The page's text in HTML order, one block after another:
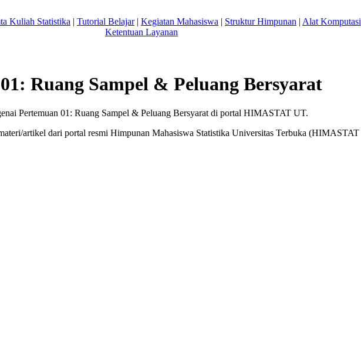
Kuliah Statistika | Tutorial Belajar| Kegiatan Mahasiswa | Struktur Himpunan | Alat Komputasi
Ketentuan Layanan
Ruang Sampel & Peluang Bersyarat
Pertemuan 01: Ruang Sampel & Peluang Bersyarat di portal HIMASTAT UT.
artikel dari portal resmi Himpunan Mahasiswa Statistika Universitas Terbuka (HIMASTAT